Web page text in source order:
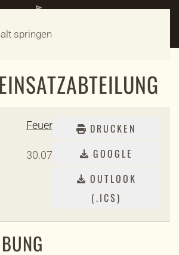
springen
Feuerwehr
30.07.2026 18:00 - 20:00
DRUCKEN
GOOGLE
(.ICS)